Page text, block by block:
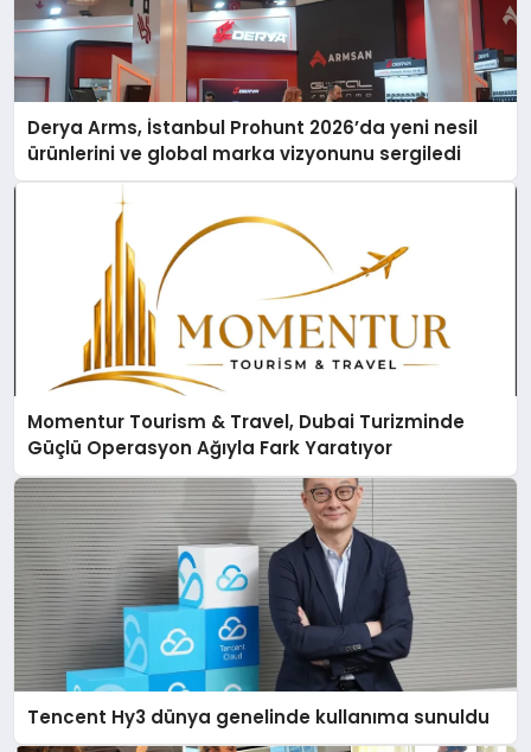
Derya Arms, İstanbul Prohunt 2026’da yeni nesil
ürünlerini ve global marka vizyonunu sergiledi
Momentur Tourism & Travel, Dubai Turizminde
Güçlü Operasyon Ağıyla Fark Yaratıyor
Tencent Hy3 dünya genelinde kullanıma sunuldu